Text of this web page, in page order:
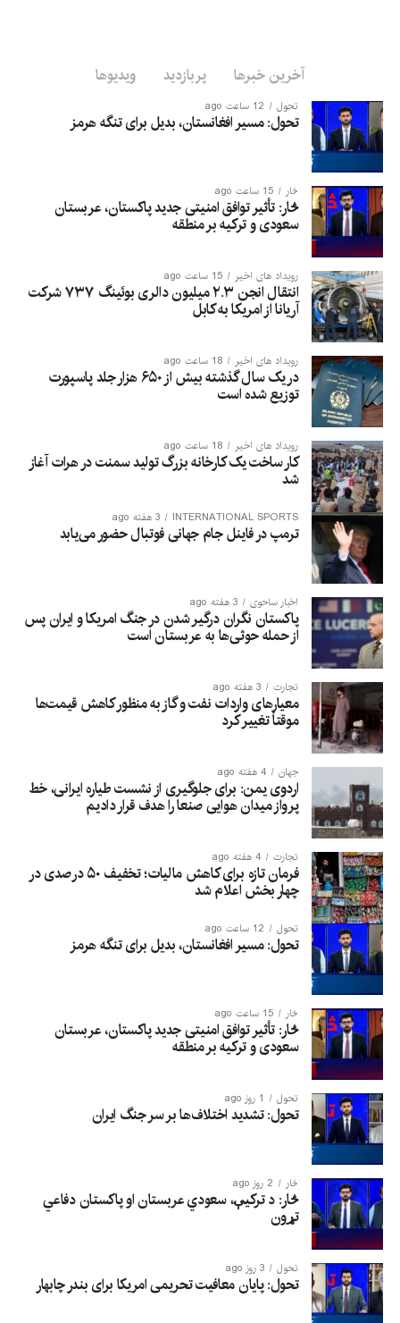
آخرین خبرها پربازدید ویدیوها
تحول 12 ساعت ago
تحول: مسیر افغانستان، بدیل برای تنگه هرمز
څار 15 ساعت ago
څار: تأثیر توافق امنیتی جدید پاکستان، عربستان
سعودی و ترکیه بر منطقه
رویداد های اخیر 15 ساعت ago
انتقال انجن ۲.۳ میلیون دالری بوئینگ ۷۳۷ شرکت
آریانا از امریکا به کابل
رویداد های اخیر 18 ساعت ago
در یک سال گذشته بیش از ۶۵۰ هزار جلد پاسپورت
توزیع شده است
رویداد های اخیر 18 ساعت ago
کار ساخت یک کارخانه بزرگ تولید سمنت در هرات آغاز
شد
INTERNATIONAL SPORTS 3 هفته ago
ترمپ در فاینل جام جهانی فوتبال حضور می‌یابد
اخبار ساحوی 3 هفته ago
پاکستان نگران درگیر شدن در جنگ امریکا و ایران پس
از حمله حوثی‌ها به عربستان است
تجارت 3 هفته ago
معیارهای واردات نفت و گاز به منظور کاهش قیمت‌ها
موقتاً تغییر کرد
جهان 4 هفته ago
اردوی یمن: برای جلوگیری از نشست طیاره ایرانی، خط
پرواز میدان هوایی صنعا را هدف قرار دادیم
تجارت 4 هفته ago
فرمان تازه برای کاهش مالیات؛ تخفیف ۵۰ درصدی در
چهار بخش اعلام شد
تحول 12 ساعت ago
تحول: مسیر افغانستان، بدیل برای تنگه هرمز
څار 15 ساعت ago
څار: تأثیر توافق امنیتی جدید پاکستان، عربستان
سعودی و ترکیه بر منطقه
تحول 1 روز ago
تحول: تشدید اختلاف‌ها بر سر جنگ ایران
څار 2 روز ago
څار: د ترکیې، سعودي عربستان او پاکستان دفاعي
تړون
تحول 3 روز ago
تحول: پایان معافیت تحریمی امریکا برای بندر چابهار